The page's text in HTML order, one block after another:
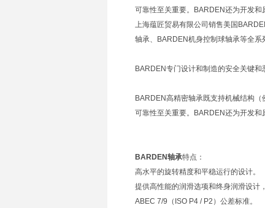
可靠性至关重要。BARDEN还为开发和
上海蕴匠贸易有限公司销售美国
轴承、BARDEN机身控制球轴承等全系
BARDEN专门设计和制造的安全关键
BARDEN高精密轴承既支持机械结构
可靠性至关重要。BARDEN还为开发和
BARDEN轴承特点：
高水平的旋转精度和平稳运行的设计。
提供高性能的润滑选项和终身润滑设计
ABEC 7/9（ISO P4 / P2）公差标准。